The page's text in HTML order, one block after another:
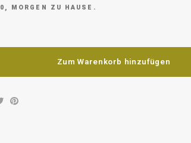
MORGEN ZU HAUSE.
Zum Warenkorb hinzufügen